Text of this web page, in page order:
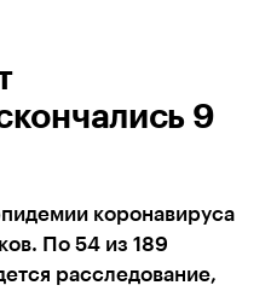
9
коронавируса
По 54 из 189
расследование,